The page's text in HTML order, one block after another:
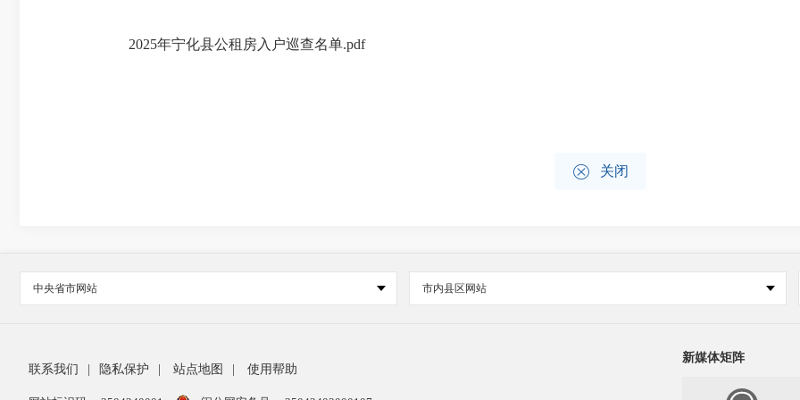
2025年宁化县公租房入户巡查名单.pdf
 关闭
中央省市网站 市内县区网站
联系我们 隐私保护 站点地图 使用帮助
新媒体矩阵